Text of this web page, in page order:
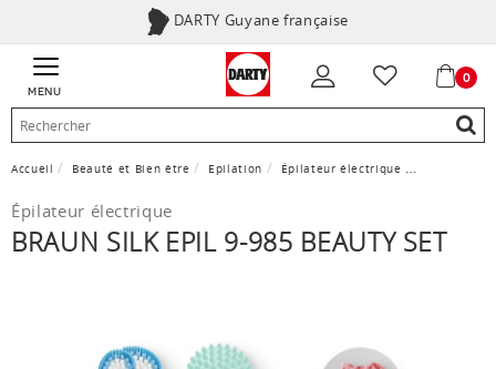
DARTY Guyane française
MENU
0
Accueil Beauté et Bien être Epilation Épilateur électrique
Épilateur électrique
BRAUN SILK EPIL 9-985 BEAUTY SET